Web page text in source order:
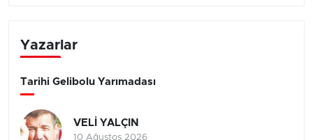
Yazarlar
Tarihi Gelibolu Yarımadası
VELİ YALÇIN
10 Ağustos 2026